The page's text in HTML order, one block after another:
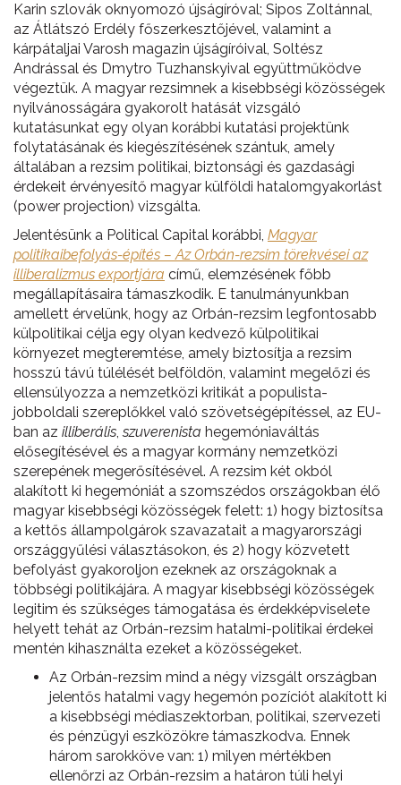
Karin szlovák oknyomozó újságíróval; Sipos Zoltánnal,
az Átlátszó Erdély főszerkesztőjével, valamint a
kárpátaljai Varosh magazin újságíróival, Soltész
Andrással és Dmytro Tuzhanskyival együttműködve
végeztük. A magyar rezsimnek a kisebbségi közösségek
nyilvánosságára gyakorolt hatását vizsgáló
kutatásunkat egy olyan korábbi kutatási projektünk
folytatásának és kiegészítésének szántuk, amely
általában a rezsim politikai, biztonsági és gazdasági
érdekeit érvényesítő magyar külföldi hatalomgyakorlást
(power projection) vizsgálta.
Jelentésünk a Political Capital korábbi, Magyar
politikaibefolyás-építés – Az Orbán-rezsim törekvései az
illiberalizmus exportjára című, elemzésének főbb
megállapításaira támaszkodik. E tanulmányunkban
amellett érvelünk, hogy az Orbán-rezsim legfontosabb
külpolitikai célja egy olyan kedvező külpolitikai
környezet megteremtése, amely biztosítja a rezsim
hosszú távú túlélését belföldön, valamint megelőzi és
ellensúlyozza a nemzetközi kritikát a populista-
jobboldali szereplőkkel való szövetségépítéssel, az EU-
ban az illiberális,szuverenista hegemóniaváltás
elősegítésével és a magyar kormány nemzetközi
szerepének megerősítésével. A rezsim két okból
alakított ki hegemóniát a szomszédos országokban élő
magyar kisebbségi közösségek felett: 1) hogy biztosítsa
a kettős állampolgárok szavazatait a magyarországi
országgyűlési választásokon, és 2) hogy közvetett
befolyást gyakoroljon ezeknek az országoknak a
többségi politikájára. A magyar kisebbségi közösségek
legitim és szükséges támogatása és érdekképviselete
helyett tehát az Orbán-rezsim hatalmi-politikai érdekei
mentén kihasználta ezeket a közösségeket.
Az Orbán-rezsim mind a négy vizsgált országban
jelentős hatalmi vagy hegemón pozíciót alakított ki
a kisebbségi médiaszektorban, politikai, szervezeti
és pénzügyi eszközökre támaszkodva. Ennek
három sarokköve van: 1) milyen mértékben
ellenőrzi az Orbán-rezsim a határon túli helyi